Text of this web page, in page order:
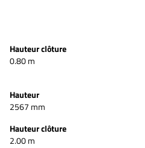
Hauteur clôture
0.80 m
Hauteur
2567 mm
Hauteur clôture
2.00 m